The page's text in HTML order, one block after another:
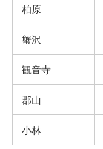
柏原
蟹沢
観音寺
郡山
小林